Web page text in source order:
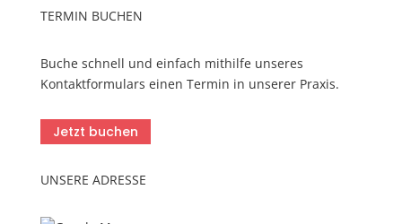
TERMIN BUCHEN
Buche schnell und einfach mithilfe unseres
Kontaktformulars einen Termin in unserer Praxis.
Jetzt buchen
UNSERE ADRESSE